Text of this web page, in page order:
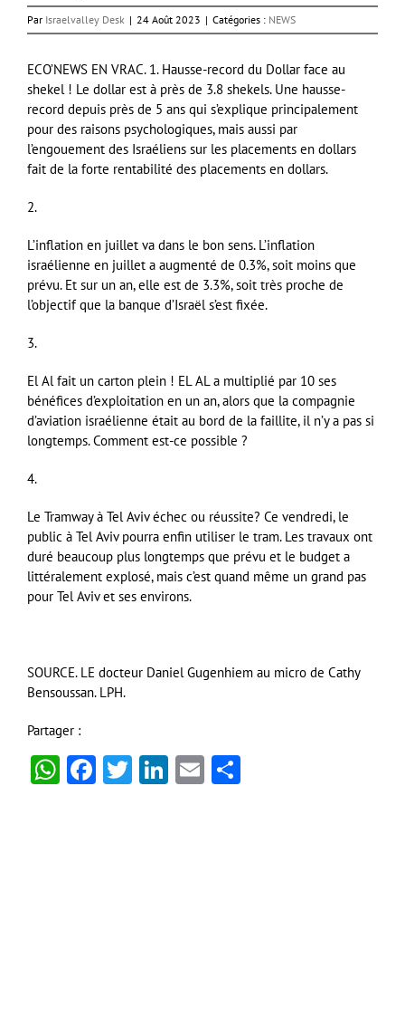
Par Israelvalley Desk | 24 Août 2023 | Catégories : NEWS
ECO’NEWS EN VRAC. 1. Hausse-record du Dollar face au
shekel ! Le dollar est à près de 3.8 shekels. Une hausse-
record depuis près de 5 ans qui s’explique principalement
pour des raisons psychologiques, mais aussi par
l’engouement des Israéliens sur les placements en dollars
fait de la forte rentabilité des placements en dollars.
2.
L’inflation en juillet va dans le bon sens. L’inflation
israélienne en juillet a augmenté de 0.3%, soit moins que
prévu. Et sur un an, elle est de 3.3%, soit très proche de
l’objectif que la banque d’Israël s’est fixée.
3.
El Al fait un carton plein ! EL AL a multiplié par 10 ses
bénéfices d’exploitation en un an, alors que la compagnie
d’aviation israélienne était au bord de la faillite, il n’y a pas si
longtemps. Comment est-ce possible ?
4.
Le Tramway à Tel Aviv échec ou réussite? Ce vendredi, le
public à Tel Aviv pourra enfin utiliser le tram. Les travaux ont
duré beaucoup plus longtemps que prévu et le budget a
littéralement explosé, mais c’est quand même un grand pas
pour Tel Aviv et ses environs.
SOURCE. LE docteur Daniel Gugenhiem au micro de Cathy
Bensoussan. LPH.
Partager :
WhatsApp
Facebook
Twitter
LinkedIn
Email